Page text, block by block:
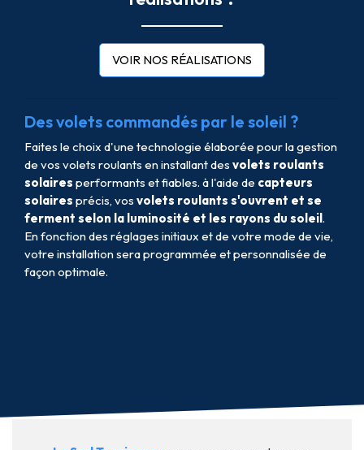
VOIR NOS RÉALISATIONS
Des volets commandés par le soleil ?
Faites le choix d'une technologie élaborée pour la gestion
de vos volets roulants en installant des volets roulants
solaires performants et fiables. à l'aide de capteurs
solaires précis, vos volets roulants s'ouvrent et se
ferment selon la luminosité et les rayons du soleil.
En fonction des réglages initiaux et de votre mode de vie,
votre installation sera programmée et personnalisée de
façon optimale.